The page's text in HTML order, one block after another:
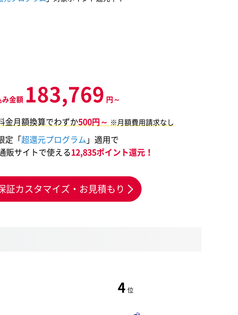
金額 183,769 円～
金月額換算でわずか500円～ ※月額費用請求なし
定「超還元プログラム 」適用で
販サイトで使える12,835ポイント還元！
証カスタマイズ・お見積もり
4 位